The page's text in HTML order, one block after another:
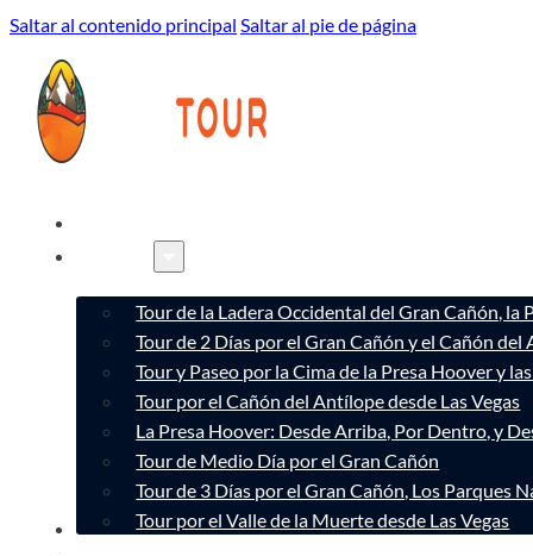
Saltar al contenido principal Saltar al pie de página
Tour de la Ladera Occidental del Gran Cañón,
Tour de 2 Días por el Gran Cañón y el Cañón del
Tour y Paseo por la Cima de la Presa Hoover y
Tour por el Cañón del Antílope desde Las Vegas
La Presa Hoover: Desde Arriba, Por Dentro, y
Tour de Medio Día por el Gran Cañón
Tour de 3 Días por el Gran Cañón, Los Parques
Tour por el Valle de la Muerte desde Las Vegas
CONÓCENOS